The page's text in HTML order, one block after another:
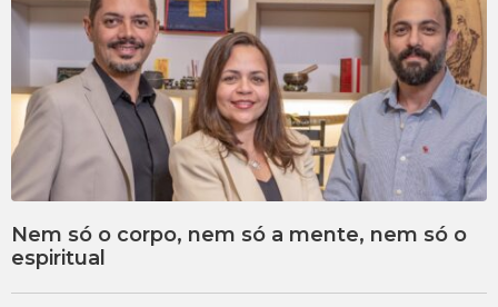
Nem só o corpo, nem só a mente, nem só o
espiritual